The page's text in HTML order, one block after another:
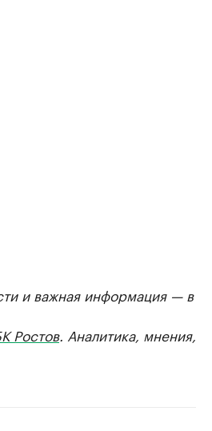
и важная информация — в
Ростов. Аналитика, мнения,